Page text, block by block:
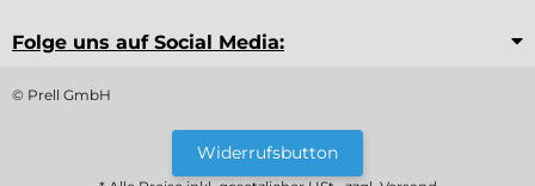
Folge uns auf Social Media:
© Prell GmbH
Widerrufsbutton